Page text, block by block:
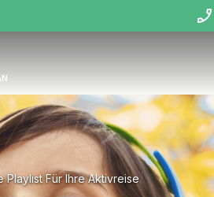
Für Ihre Aktivreise